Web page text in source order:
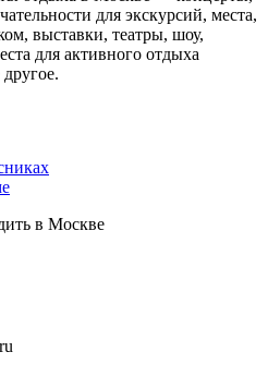
для экскурсий, места,
выставки, театры, шоу,
для активного отдыха
в Москве